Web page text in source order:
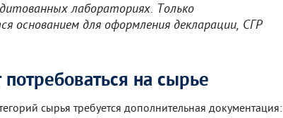
лабораториях. Только
для оформления декларации, СГР
на сырье
сырья требуется дополнительная документация: